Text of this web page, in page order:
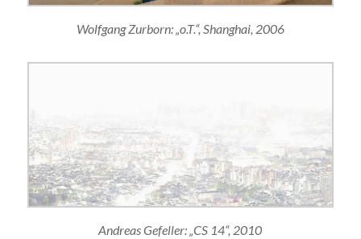
Wolfgang Zurborn: „o.T.“, Shanghai, 2006
Andreas Gefeller: „CS 14“, 2010